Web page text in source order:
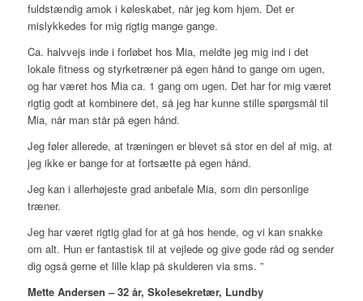
fuldstændig amok i køleskabet, når jeg kom hjem. Det er
mislykkedes for mig rigtig mange gange.
Ca. halvvejs inde i forløbet hos Mia, meldte jeg mig ind i det
lokale fitness og styrketræner på egen hånd to gange om ugen,
og har været hos Mia ca. 1 gang om ugen. Det har for mig været
rigtig godt at kombinere det, så jeg har kunne stille spørgsmål til
Mia, når man står på egen hånd.
Jeg føler allerede, at træningen er blevet så stor en del af mig, at
jeg ikke er bange for at fortsætte på egen hånd.
Jeg kan i allerhøjeste grad anbefale Mia, som din personlige
træner.
Jeg har været rigtig glad for at gå hos hende, og vi kan snakke
om alt. Hun er fantastisk til at vejlede og give gode råd og sender
dig også gerne et lille klap på skulderen via sms. ”
Mette Andersen – 32 år, Skolesekretær, Lundby